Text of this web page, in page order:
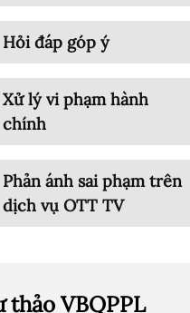
Hỏi đáp góp ý
Xử lý vi phạm hành
chính
Phản ánh sai phạm trên
dịch vụ OTT TV
thảo VBQPPL